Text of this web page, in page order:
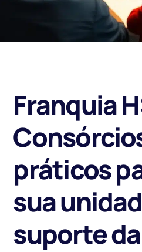
Franquia
práticos
sua
suporte